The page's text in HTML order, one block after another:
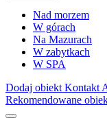
Nad morzem
W górach
Na Mazurach
W zabytkach
W SPA
Dodaj obiekt Kontakt
Rekomendowane